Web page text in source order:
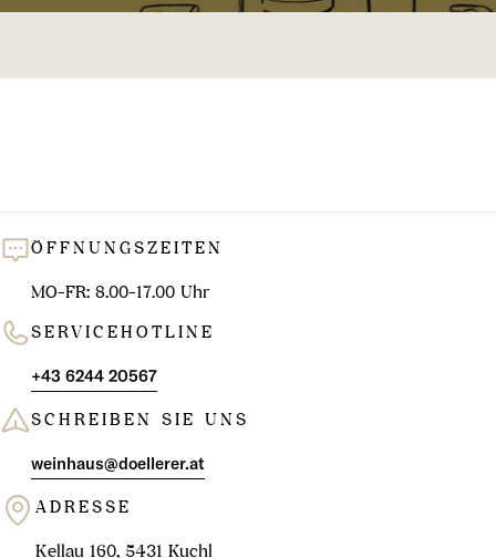
u
ÖFFNUNGSZEITEN
MO-FR: 8.00-17.00 Uhr
SERVICEHOTLINE
+43 6244 20567
SCHREIBEN SIE UNS
weinhaus@doellerer.at
ADRESSE
Kellau 160, 5431 Kuchl